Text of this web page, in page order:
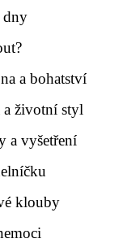
dny
a bohatství
životní styl
a vyšetření
klouby